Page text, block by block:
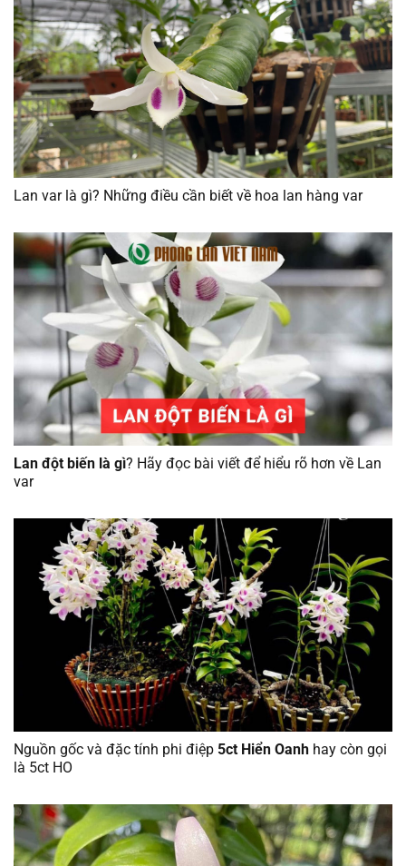
Lan var là gì? Những điều cần biết về hoa lan hàng var
Lan đột biến là gì? Hãy đọc bài viết để hiểu rõ hơn về Lan
var
Nguồn gốc và đặc tính phi điệp 5ct Hiển Oanh hay còn gọi
là 5ct HO